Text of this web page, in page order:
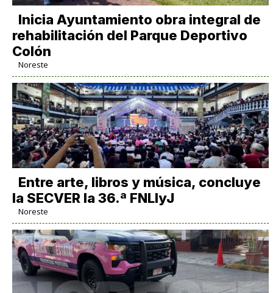
Inicia Ayuntamiento obra integral de
rehabilitación del Parque Deportivo
Colón
Noreste
Entre arte, libros y música, concluye
la SECVER la 36.ª FNLIyJ
Noreste